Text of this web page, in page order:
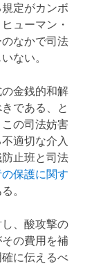
定がカンボ
ューマン・
なかで司法
ない。
金銭的和解
である、と
の司法妨害
適切な介入
止班と司法
保護に関す
。
し、酸攻撃の
の費用を補
に伝えるべ